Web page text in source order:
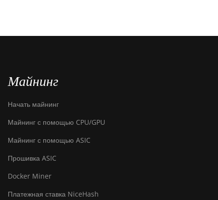
Майнинг
Начать майнинг
Майнинг с помощью CPU/GPU
Майнинг с помощью ASIC
Прошивка ASIC
Docker Miner
Платежная ставка NiceHash